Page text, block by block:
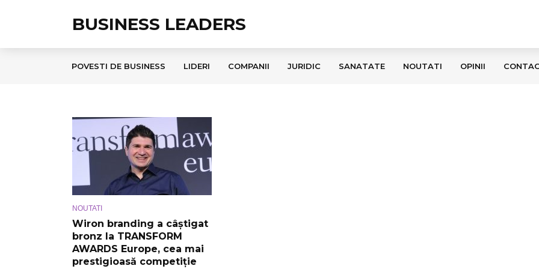
BUSINESS LEADERS
POVESTI DE BUSINESS LIDERI COMPANII JURIDIC SANATATE NOUTATI OPINII
NOUTATI
Wiron branding a câștigat
bronz la TRANSFORM
AWARDS Europe, cea mai
prestigioasă competiție